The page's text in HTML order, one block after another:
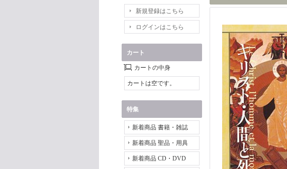
新規登録はこちら
ログインはこちら
カート
カートの中身
カートは空です。
特集
新着商品 書籍・雑誌
新着商品 聖品・用具
新着商品 CD・DVD